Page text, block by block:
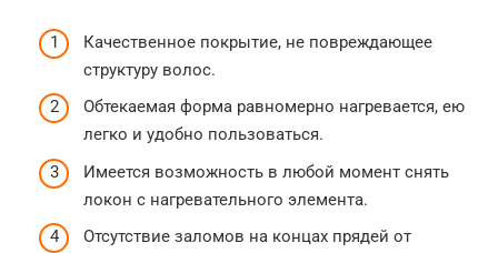
Качественное покрытие, не повреждающее
структуру волос.
Обтекаемая форма равномерно нагревается, ею
легко и удобно пользоваться.
Имеется возможность в любой момент снять
локон с нагревательного элемента.
Отсутствие заломов на концах прядей от